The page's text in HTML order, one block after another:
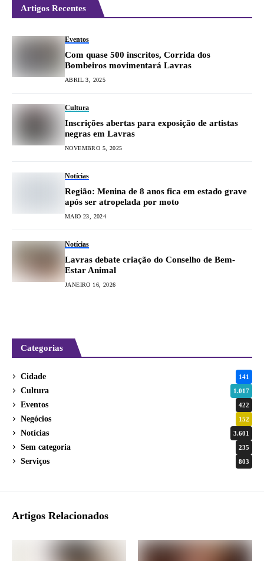
Artigos Recentes
Eventos
Com quase 500 inscritos, Corrida dos
Bombeiros movimentará Lavras
ABRIL 3, 2025
Cultura
Inscrições abertas para exposição de artistas
negras em Lavras
NOVEMBRO 5, 2025
Notícias
Região: Menina de 8 anos fica em estado grave
após ser atropelada por moto
MAIO 23, 2024
Notícias
Lavras debate criação do Conselho de Bem-
Estar Animal
JANEIRO 16, 2026
Categorias
Cidade 141
Cultura 1.017
Eventos 422
Negócios 152
Notícias 3.601
Sem categoria 235
Serviços 803
Artigos Relacionados